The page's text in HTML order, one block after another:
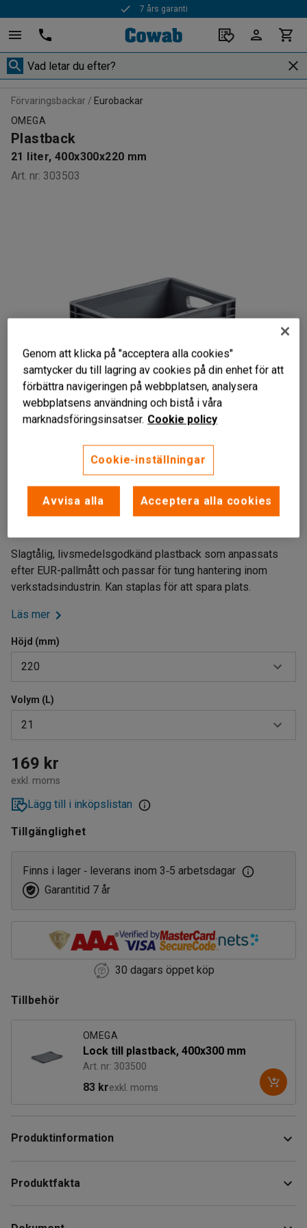
7 års garanti
Förvaringsbackar
Eurobackar
OMEGA
Plastback
21 liter, 400x300x220 mm
Art. nr: 303503
Tåligt material
Slagtålig, livsmedelsgodkänd plastback som anpassats
efter EUR-pallmått och passar för tung hantering inom
verkstadsindustrin. Kan staplas för att spara plats.
Läs mer
Höjd (mm)
220
120
170
220
Volym (L)
21
12
15
21
169 kr
exkl. moms
Lägg till i inköpslistan
Tillgänglighet
Finns i lager ‑ leverans inom 3‑5 arbetsdagar
Garantitid 7 år
30 dagars öppet köp
Tillbehör
OMEGA
Lock till plastback, 400x300 mm
Art. nr: 303500
83 krexkl. moms
Produktinformation
flesta kemikalier och temperaturer från -40°C upp till +90°C.
Produktfakta
Genom att klicka på "acceptera alla cookies"
samtycker du till lagring av cookies på din enhet för att
förbättra navigeringen på webbplatsen, analysera
webbplatsens användning och bistå i våra
marknadsföringsinsatser. Cookie policy
Cookie-inställningar
Avvisa alla Acceptera alla cookies